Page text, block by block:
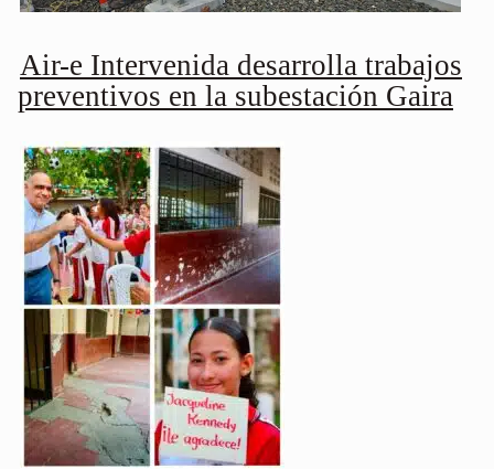
Air-e Intervenida desarrolla trabajos
preventivos en la subestación Gaira